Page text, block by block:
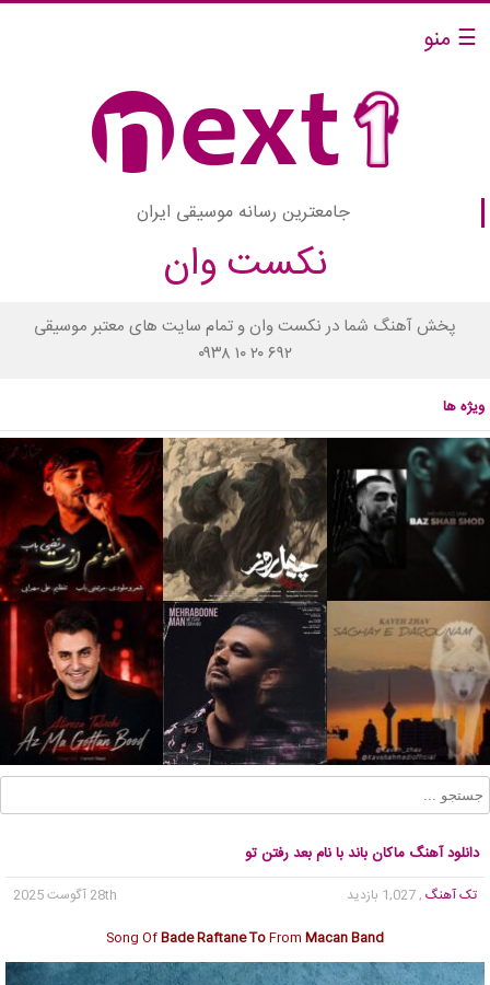
☰ منو
جامعترین رسانه موسیقی ایران
نکست وان
پخش آهنگ شما در نکست وان و تمام سایت های معتبر موسیقی
۰۹۳۸ ۱۰ ۲۰ ۶۹۲
ویژه ها
دانلود آهنگ ماکان باند با نام بعد رفتن تو
تک آهنگ , 1,027 بازدید
28th آگوست 2025
Song OfBade Raftane ToFrom Macan Band